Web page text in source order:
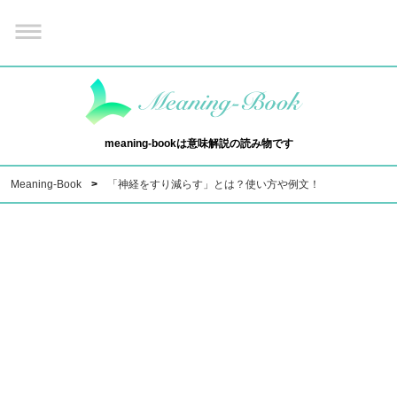
meaning-bookは意味解説の読み物です
Meaning-Book 「神経をすり減らす」とは？使い方や例文！